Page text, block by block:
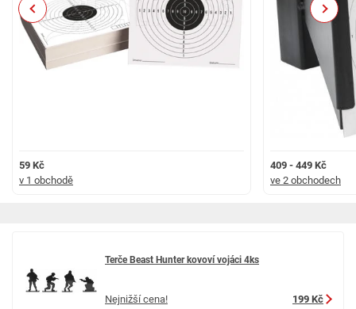
59 Kč
v 1 obchodě
409 - 449 Kč
ve 2 obchodech
Previous Next
Terče Beast Hunter kovoví vojáci 4ks
Nejnižší cena! 199 Kč